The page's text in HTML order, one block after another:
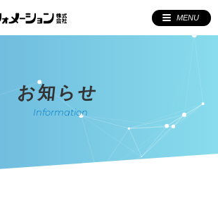
MENU
お知らせ
Information